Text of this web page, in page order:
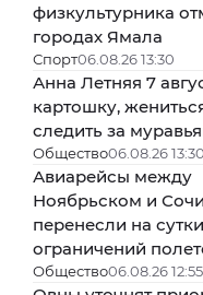
физкультурника
городах Ямала
Спорт06.08.26 13:30
Анна Летняя 7
картошку,
следить за
Общество06.08.26 13:30
Авиарейсы между
Ноябрьском и Сочи
перенесли на
ограничений
Общество06.08.26 12:55